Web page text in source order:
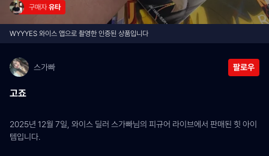
구매자 유타
WYYYES 와이스 앱으로 촬영한 인증된 상품입니다
스가빠 팔로우
고죠
2025년 12월 7일, 와이스 딜러 스가빠님의 피규어 라이브에서 판매된 힛 아이
템입니다.